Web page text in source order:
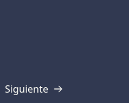
Siguiente
Transcripción